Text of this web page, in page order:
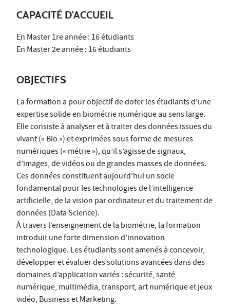
CAPACITÉ D'ACCUEIL
En Master 1re année : 16 étudiants
En Master 2e année : 16 étudiants
OBJECTIFS
La formation a pour objectif de doter les étudiants d’une
expertise solide en biométrie numérique au sens large.
Elle consiste à analyser et à traiter des données issues du
vivant (« Bio ») et exprimées sous forme de mesures
numériques (« métrie »), qu’il s’agisse de signaux,
d’images, de vidéos ou de grandes masses de données.
Ces données constituent aujourd’hui un socle
fondamental pour les technologies de l’intelligence
artificielle, de la vision par ordinateur et du traitement de
données (Data Science).
À travers l’enseignement de la biométrie, la formation
introduit une forte dimension d’innovation
technologique. Les étudiants sont amenés à concevoir,
développer et évaluer des solutions avancées dans des
domaines d’application variés : sécurité, santé
numérique, multimédia, transport, art numérique et jeux
vidéo, Business et Marketing.